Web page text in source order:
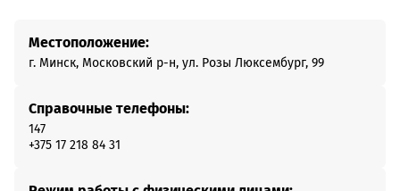
Местоположение:
г. Минск, Московский р-н, ул. Розы Люксембург, 99
Справочные телефоны:
147
+375 17 218 84 31